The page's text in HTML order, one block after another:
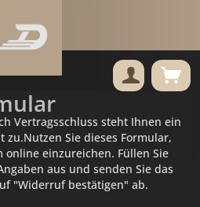
Vertragsschluss steht Ihnen ein
Sie dieses Formular,
einzureichen. Füllen Sie
aus und senden Sie das
"Widerruf bestätigen" ab.